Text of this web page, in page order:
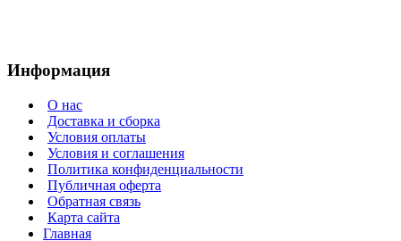
Информация
О нас
Доставка и сборка
Условия оплаты
Условия и соглашения
Политика конфиденциальности
Публичная оферта
Обратная связь
Карта сайта
Главная